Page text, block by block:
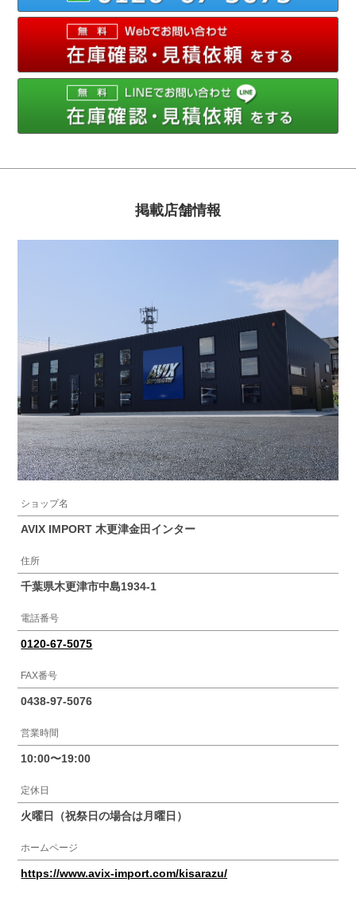
掲載店舗情報
ショップ名
AVIX IMPORT 木更津金田インター
住所
千葉県木更津市中島1934-1
電話番号
0120-67-5075
FAX番号
0438-97-5076
営業時間
10:00〜19:00
定休日
火曜日（祝祭日の場合は月曜日）
ホームページ
https://www.avix-import.com/kisarazu/